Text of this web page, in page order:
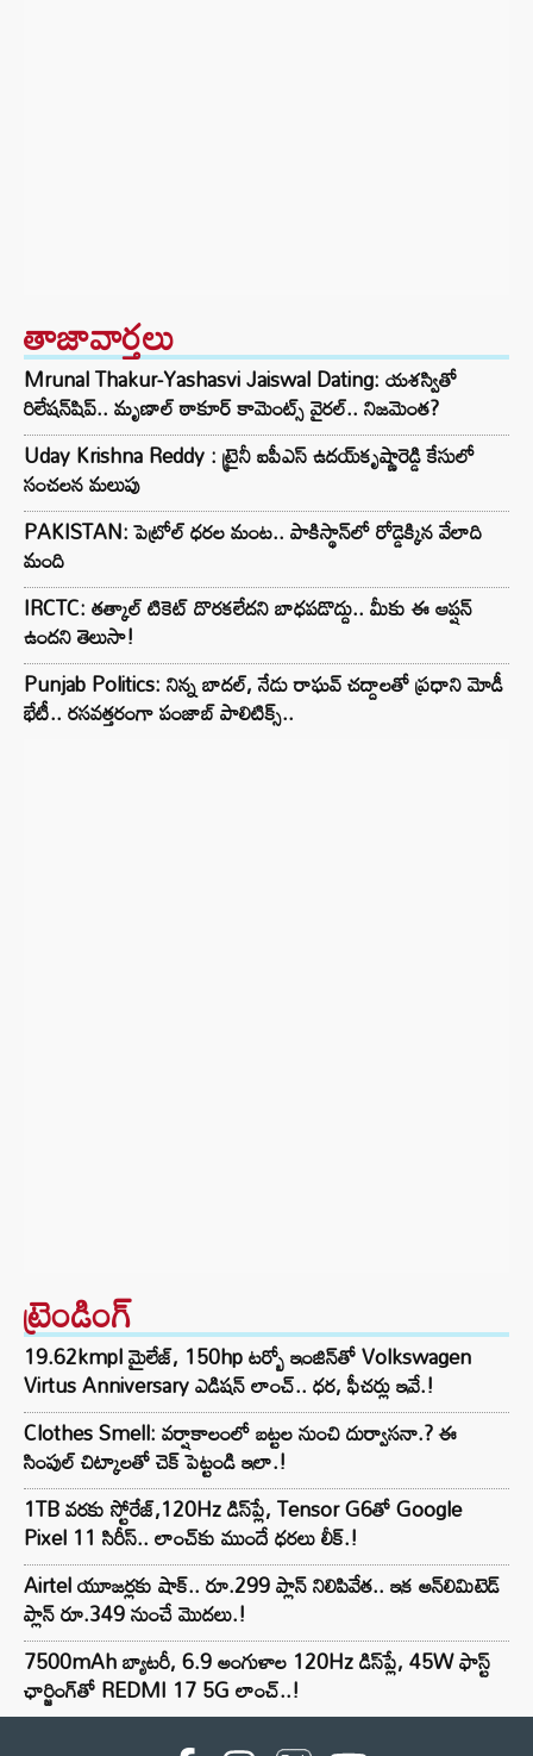
తాజావార్తలు
Mrunal Thakur-Yashasvi Jaiswal Dating: యశస్వితో
రిలేషన్‌షిప్.. మృణాల్ ఠాకూర్ కామెంట్స్ వైరల్.. నిజమెంత?
Uday Krishna Reddy : ట్రైనీ ఐపీఎస్ ఉదయ్‌కృష్ణారెడ్డి కేసులో
సంచలన మలుపు
PAKISTAN: పెట్రోల్ ధరల మంట.. పాకిస్థాన్‌లో రోడ్డెక్కిన వేలాది
మంది
IRCTC: తత్కాల్ టికెట్ దొరకలేదని బాధపడొద్దు.. మీకు ఈ ఆప్షన్
ఉందని తెలుసా!
Punjab Politics: నిన్న బాదల్, నేడు రాఘవ్ చద్దాలతో ప్రధాని మోడీ
భేటీ.. రసవత్తరంగా పంజాబ్ పాలిటిక్స్..
ట్రెండింగ్‌
19.62kmpl మైలేజ్, 150hp టర్బో ఇంజిన్‌తో Volkswagen
Virtus Anniversary ఎడిషన్ లాంచ్.. ధర, ఫీచర్లు ఇవే.!
Clothes Smell: వర్షాకాలంలో బట్టల నుంచి దుర్వాసనా.? ఈ
సింపుల్ చిట్కాలతో చెక్ పెట్టండి ఇలా.!
1TB వరకు స్టోరేజ్,120Hz డిస్‌ప్లే, Tensor G6తో Google
Pixel 11 సిరీస్.. లాంచ్⁭కు ముందే ధరలు లీక్.!
Airtel యూజర్లకు షాక్.. రూ.299 ప్లాన్ నిలిపివేత.. ఇక అన్‌లిమిటెడ్
ప్లాన్ రూ.349 నుంచే మొదలు.!
7500mAh బ్యాటరీ, 6.9 అంగుళాల 120Hz డిస్‌ప్లే, 45W ఫాస్ట్
ఛార్జింగ్‌తో REDMI 17 5G లాంచ్..!